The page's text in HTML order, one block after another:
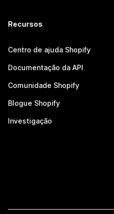
Recursos
Centro de ajuda Shopify
Documentação da API
Comunidade Shopify
Blogue Shopify
Investigação